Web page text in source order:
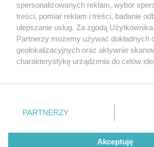
Nie zapomnij
zapoznać się z:
polityką prywatności
Twojemiasto
Piekary Śląskie
Chorzów
Tarnowskie Góry
Gliwice
Kontakt
Redakcja
Newsletter
spersonalizowanych reklam, wybór
treści, pomiar reklam i treści, badanie
ulepszanie usług. Za zgodą
Partnerzy możemy używać dokładnych
geolokalizacyjnych oraz aktywnie
charakterystykę urządzenia do celów
zmienić/wycofać klikając przycisk
znajdujący się w lewym dolnym rogu
rodzaje przetwarzania danych nie
użytkownika, ale masz prawo sprzeciwić
PARTNERZY
Akceptuję